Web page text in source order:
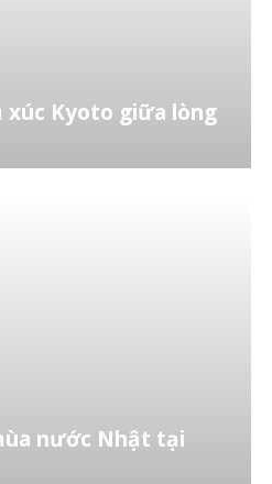
xúc Kyoto giữa lòng
nước Nhật tại